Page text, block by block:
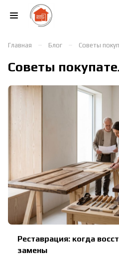
Главная – Блог – Советы
Советы
Реставрация: когда
замены